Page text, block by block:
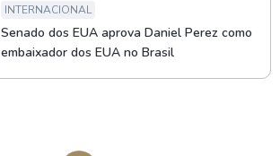
INTERNACIONAL
Senado dos EUA aprova Daniel Perez como
embaixador dos EUA no Brasil